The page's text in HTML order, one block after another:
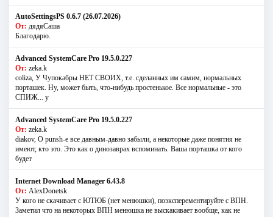
AutoSettingsPS 0.6.7 (26.07.2026)
От: дядяСаша
Благодарю.
Advanced SystemCare Pro 19.5.0.227
От: zeka.k
coliza, У Чупокабры НЕТ СВОИХ, т.е. сделанных им самим, нормальных
порташек. Ну, может быть, что-нибудь простенькое. Все нормальные - это
СПИЖ... у
Advanced SystemCare Pro 19.5.0.227
От: zeka.k
diakov, О punsh-е все давным-давно забыли, а некоторые даже понятия не
имеют, кто это. Это как о динозаврах вспоминать. Ваша порташка от кого
будет
Internet Download Manager 6.43.8
От: AlexDonetsk
У кого не скачивает с ЮТЮБ (нет менюшки), поэксперементируйте с ВПН.
Заметил что на некоторых ВПН менюшка не выскакивает вообще, как не